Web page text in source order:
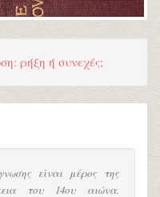
ρήξη ή συνεχές;
είναι μέρος της
του 14ου αιώνα.